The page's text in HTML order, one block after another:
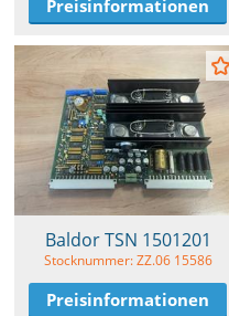
Preisinformationen
Baldor TSN 1501201
Stocknummer: ZZ.06 15586
Preisinformationen